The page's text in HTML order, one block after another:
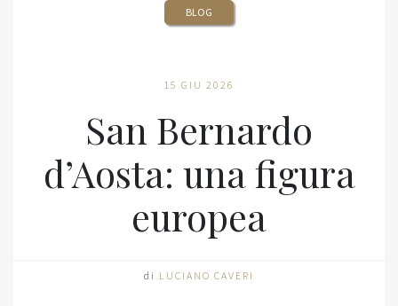
BLOG
15 GIU 2026
San Bernardo
d’Aosta: una figura
europea
di LUCIANO CAVERI